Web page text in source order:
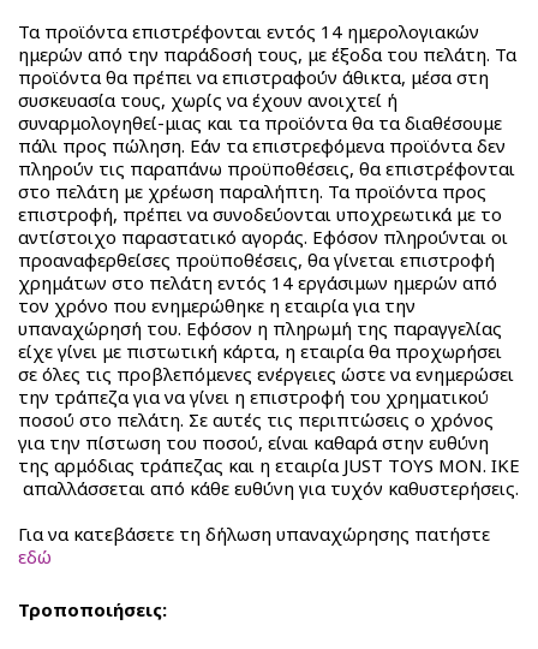
Τα προϊόντα επιστρέφονται εντός 14 ημερολογιακών
ημερών από την παράδοσή τους, με έξοδα του πελάτη. Τα
προϊόντα θα πρέπει να επιστραφούν άθικτα, μέσα στη
συσκευασία τους, χωρίς να έχουν ανοιχτεί ή
συναρμολογηθεί-μιας και τα προϊόντα θα τα διαθέσουμε
πάλι προς πώληση. Εάν τα επιστρεφόμενα προϊόντα δεν
πληρούν τις παραπάνω προϋποθέσεις, θα επιστρέφονται
στο πελάτη με χρέωση παραλήπτη. Τα προϊόντα προς
επιστροφή, πρέπει να συνοδεύονται υποχρεωτικά με το
αντίστοιχο παραστατικό αγοράς. Εφόσον πληρούνται οι
προαναφερθείσες προϋποθέσεις, θα γίνεται επιστροφή
χρημάτων στο πελάτη εντός 14 εργάσιμων ημερών από
τον χρόνο που ενημερώθηκε η εταιρία για την
υπαναχώρησή του. Εφόσον η πληρωμή της παραγγελίας
είχε γίνει με πιστωτική κάρτα, η εταιρία θα προχωρήσει
σε όλες τις προβλεπόμενες ενέργειες ώστε να ενημερώσει
την τράπεζα για να γίνει η επιστροφή του χρηματικού
ποσού στο πελάτη. Σε αυτές τις περιπτώσεις ο χρόνος
για την πίστωση του ποσού, είναι καθαρά στην ευθύνη
της αρμόδιας τράπεζας και η εταιρία JUST TOYS MON. IKE
απαλλάσσεται από κάθε ευθύνη για τυχόν καθυστερήσεις.
Για να κατεβάσετε τη δήλωση υπαναχώρησης πατήστε
εδώ
Τροποποιήσεις: